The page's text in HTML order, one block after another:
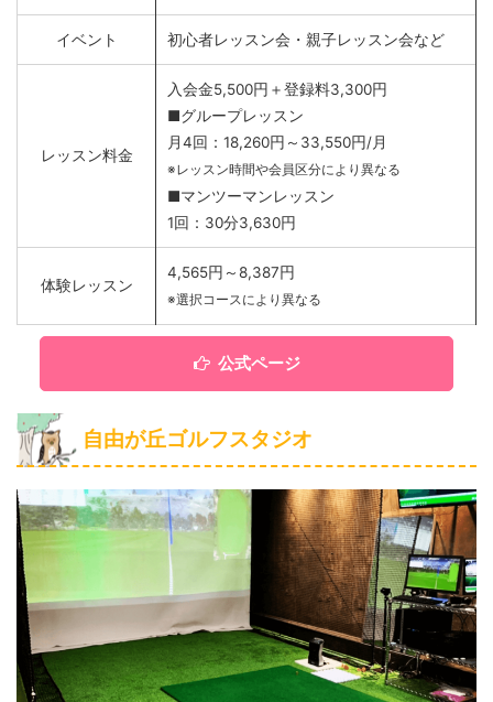
イベント 初心者レッスン会・親子レッスン会など
レッスン料金
入会金5,500円＋登録料3,300円
■グループレッスン
月4回：18,260円～33,550円/月
※レッスン時間や会員区分により異なる
■マンツーマンレッスン
1回：30分3,630円
体験レッスン
4,565円～8,387円
※選択コースにより異なる
公式ページ
自由が丘ゴルフスタジオ